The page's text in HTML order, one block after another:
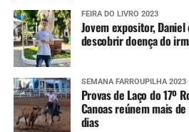
FEIRA DO LIVRO 2023
Jovem expositor,
descobrir doença do
SEMANA FARROUPILHA 2023
Provas de Laço do 17º
Canoas reúnem mais
dias